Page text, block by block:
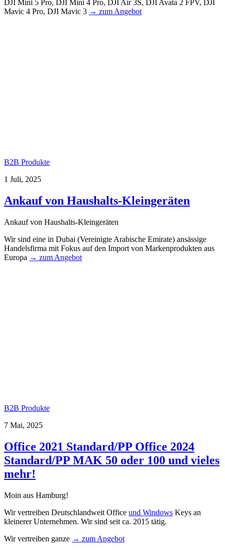
DJI Mini 5 Pro, DJI Mini 4 Pro, DJI Air 3S, DJI Avata 2 FPV, DJI
Mavic 4 Pro, DJI Mavic 3 → zum Angebot
B2B Produkte
1 Juli, 2025
Ankauf von Haushalts-Kleingeräten
Ankauf von Haushalts-Kleingeräten
Wir sind eine in Dubai (Vereinigte Arabische Emirate) ansässige
Handelsfirma mit Fokus auf den Import von Markenprodukten aus
Europa → zum Angebot
B2B Produkte
7 Mai, 2025
Office 2021 Standard/PP Office 2024
Standard/PP MAK 50 oder 100 und vieles
mehr!
Moin aus Hamburg!
Wir vertreiben Deutschlandweit Office und Windows Keys an
kleinerer Unternehmen. Wir sind seit ca. 2015 tätig.
Wir vertreiben ganze → zum Angebot